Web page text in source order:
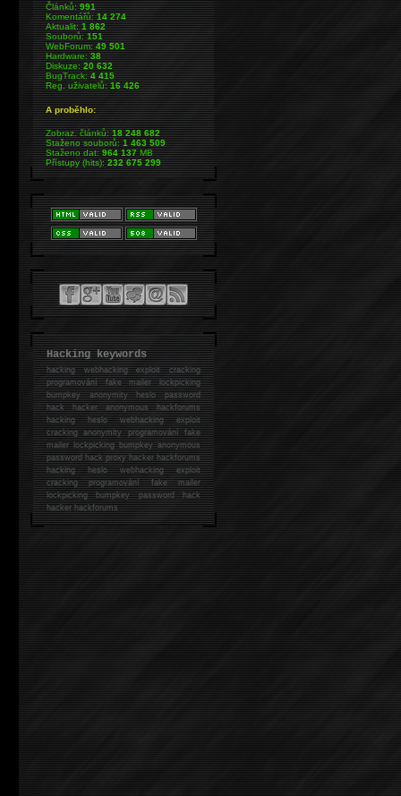
Článků:991
Komentářů:14 274
Aktualit:1 862
Souborů:151
WebForum:49 501
Hardware:38
Diskuze:20 632
BugTrack:4 415
Reg. uživatelů:16 426
A proběhlo:
Zobraz. článků:18 248 682
Staženo souborů:1 463 509
Staženo dat:964 137MB
Přístupy (hits):232 675 299
Hacking keywords
hackingwebhacking exploit cracking
programování fake mailer lockpicking
bumpkey anonymity heslo password
hackhacker anonymous hackforums
hackingheslo webhacking exploit
cracking anonymity programování fake
mailer lockpicking bumpkey anonymous
password hack proxy hacker hackforums
hacking heslo webhacking exploit
cracking programování fake mailer
lockpicking bumpkey password hack
hackerhackforums